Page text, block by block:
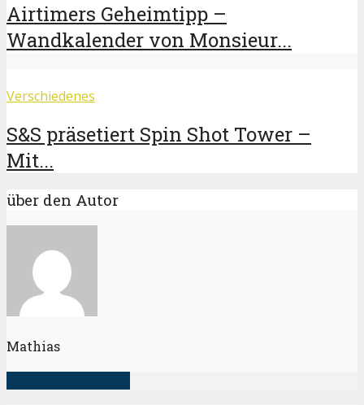
Airtimers Geheimtipp –
Wandkalender von Monsieur...
Verschiedenes
S&S präsetiert Spin Shot Tower –
Mit...
über den Autor
Mathias